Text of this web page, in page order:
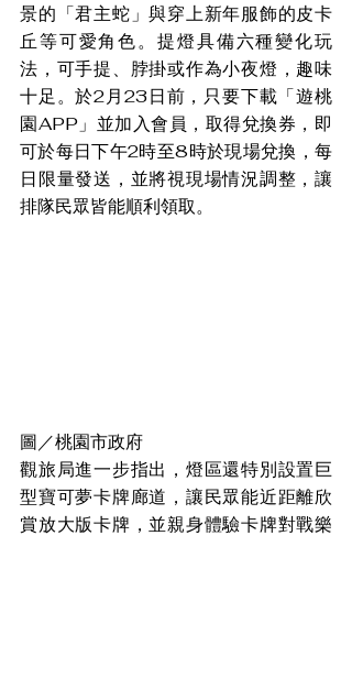
景的「君主蛇」與穿上新年服飾的皮卡
丘等可愛角色。提燈具備六種變化玩
法，可手提、脖掛或作為小夜燈，趣味
十足。於2月23日前，只要下載「遊桃
園APP」並加入會員，取得兌換券，即
可於每日下午2時至8時於現場兌換，每
日限量發送，並將視現場情況調整，讓
排隊民眾皆能順利領取。
圖／桃園市政府
觀旅局進一步指出，燈區還特別設置巨
型寶可夢卡牌廊道，讓民眾能近距離欣
賞放大版卡牌，並親身體驗卡牌對戰樂